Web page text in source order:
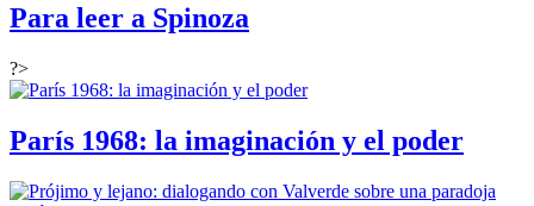
Para leer a Spinoza
?>
París 1968: la imaginación y el poder